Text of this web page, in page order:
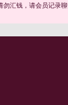
汇钱，请会员记录